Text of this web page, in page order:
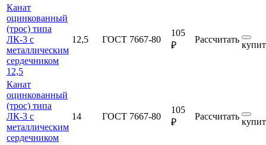
Канат
оцинкованный
(трос) типа
ЛК-3 с
металлическим
сердечником
12,5
12,5 ГОСТ 7667-80
105
₽
Рассчитать
Канат
оцинкованный
(трос) типа
ЛК-3 с
металлическим
сердечником
14 ГОСТ 7667-80
105
₽
Рассчитать